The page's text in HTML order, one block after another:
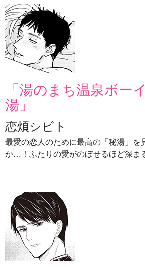
「湯のまち温泉ボー
湯」
恋煩シビト
最愛の恋人のために最高の「秘湯」を
か…！ふたりの愛がのぼせるほど深ま